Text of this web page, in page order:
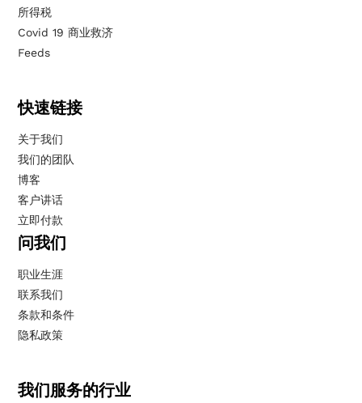
所得税
Covid 19 商业救济
Feeds
快速链接
关于我们
我们的团队
博客
客户讲话
立即付款
问我们
职业生涯
联系我们
条款和条件
隐私政策
我们服务的行业